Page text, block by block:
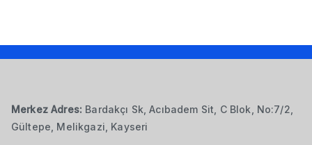
Merkez Adres: Bardakçı Sk, Acıbadem Sit, C Blok, No:7/2,
Gültepe, Melikgazi, Kayseri